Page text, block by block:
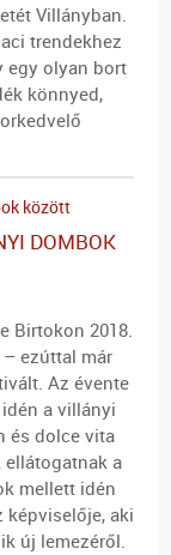
Villányban.
trendekhez
egy olyan bort
könnyed,
DOMBOK
Birtokon 2018.
ezúttal már
Az évente
a villányi
és dolce vita
ellátogatnak a
mellett idén
képviselője, aki
új lemezéről.